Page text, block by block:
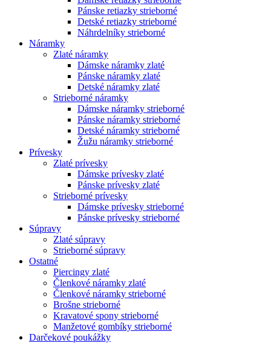
Pánske retiazky strieborné
Detské retiazky strieborné
Náhrdelníky strieborné
Náramky
Zlaté náramky
Dámske náramky zlaté
Pánske náramky zlaté
Detské náramky zlaté
Strieborné náramky
Dámske náramky strieborné
Pánske náramky strieborné
Detské náramky strieborné
Žužu náramky strieborné
Prívesky
Zlaté prívesky
Dámske prívesky zlaté
Pánske prívesky zlaté
Strieborné prívesky
Dámske prívesky strieborné
Pánske prívesky strieborné
Súpravy
Zlaté súpravy
Strieborné súpravy
Ostatné
Piercingy zlaté
Členkové náramky zlaté
Členkové náramky strieborné
Brošne strieborné
Kravatové spony strieborné
Manžetové gombíky strieborné
Darčekové poukážky